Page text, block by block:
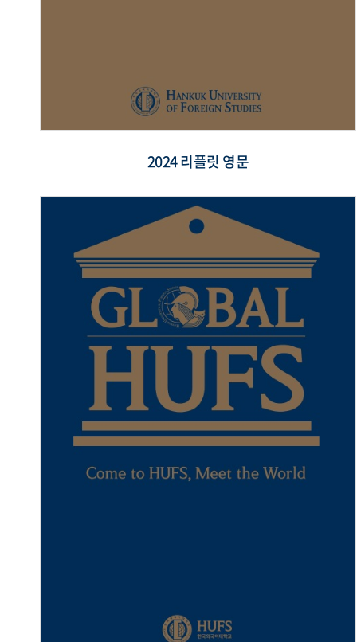
2024 리플릿 영문